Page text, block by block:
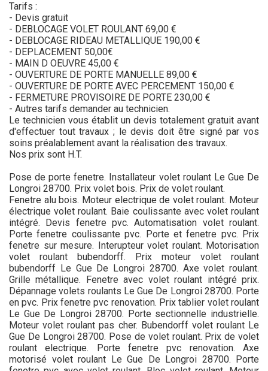
Tarifs :
- Devis gratuit
- DEBLOCAGE VOLET ROULANT 69,00 €
- DEBLOCAGE RIDEAU METALLIQUE 190,00 €
- DEPLACEMENT 50,00€
- MAIN D OEUVRE 45,00 €
- OUVERTURE DE PORTE MANUELLE 89,00 €
- OUVERTURE DE PORTE AVEC PERCEMENT 150,00 €
- FERMETURE PROVISOIRE DE PORTE 230,00 €
- Autres tarifs demander au technicien.
Le technicien vous établit un devis totalement gratuit avant
d'effectuer tout travaux ; le devis doit être signé par vos
soins préalablement avant la réalisation des travaux.
Nos prix sont H.T.
Pose de porte fenetre. Installateur volet roulant Le Gue De
Longroi 28700. Prix volet bois. Prix de volet roulant.
Fenetre alu bois. Moteur electrique de volet roulant. Moteur
électrique volet roulant. Baie coulissante avec volet roulant
intégré. Devis fenetre pvc. Automatisation volet roulant.
Porte fenetre coulissante pvc. Porte et fenetre pvc. Prix
fenetre sur mesure. Interupteur volet roulant. Motorisation
volet roulant bubendorff. Prix moteur volet roulant
bubendorff Le Gue De Longroi 28700. Axe volet roulant.
Grille métallique. Fenetre avec volet roulant intégré prix.
Dépannage volets roulants Le Gue De Longroi 28700. Porte
en pvc. Prix fenetre pvc renovation. Prix tablier volet roulant
Le Gue De Longroi 28700. Porte sectionnelle industrielle.
Moteur volet roulant pas cher. Bubendorff volet roulant Le
Gue De Longroi 28700. Pose de volet roulant. Prix de volet
roulant electrique. Porte fenetre pvc renovation. Axe
motorisé volet roulant Le Gue De Longroi 28700. Porte